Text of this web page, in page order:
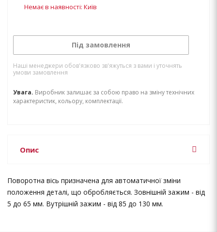
Немає в наявності: Київ
Під замовлення
Наші менеджери обов'язково зв'яжуться з вами і уточнять
умови замовлення
Увага. Виробник залишає за собою право на зміну технічних
характеристик, кольору, комплектації.
Опис
Поворотна вісь призначена для автоматичної зміни
положення деталі, що обробляється. Зовнішній зажим - від
5 до 65 мм. Вутрішній зажим - від 85 до 130 мм.